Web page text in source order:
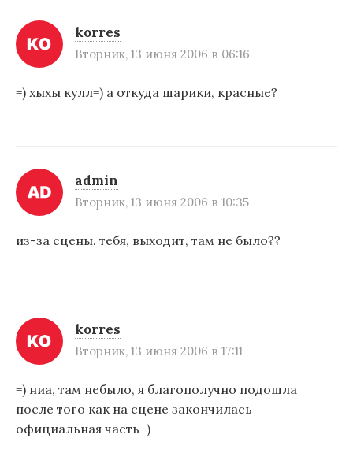
korres
Вторник, 13 июня 2006 в 06:16
=) хыхы кулл=) а откуда шарики, красные?
admin
Вторник, 13 июня 2006 в 10:35
из-за сцены. тебя, выходит, там не было??
korres
Вторник, 13 июня 2006 в 17:11
=) ниа, там небыло, я благополучно подошла
после того как на сцене закончилась
официальная часть+)